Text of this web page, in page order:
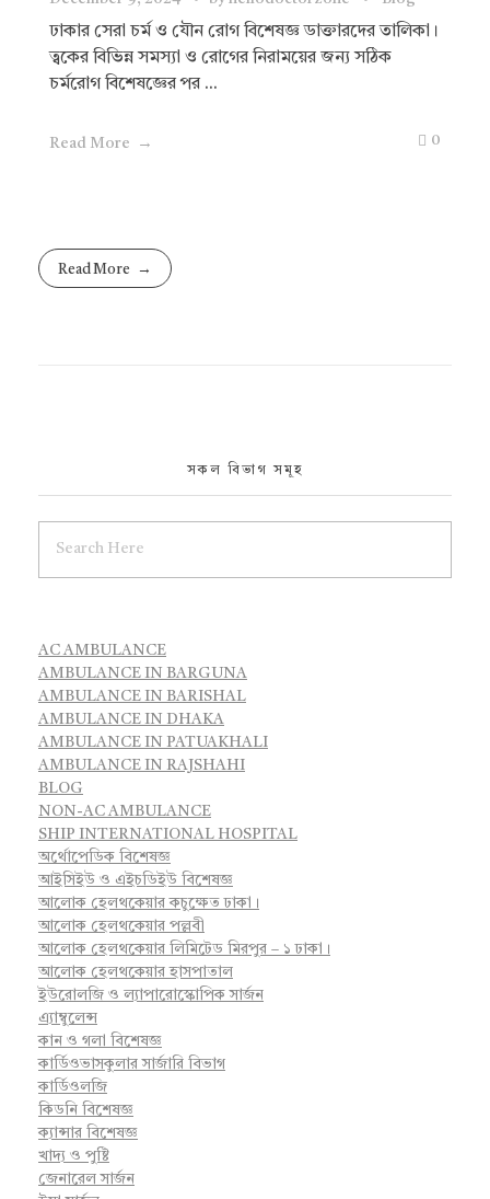
ঢাকার সেরা চর্ম ও যৌন রোগ বিশেষজ্ঞ ডাক্তারদের তালিকা।
ত্বকের বিভিন্ন সমস্যা ও রোগের নিরাময়ের জন্য সঠিক
চর্মরোগ বিশেষজ্ঞের পর ...
Read More 0
Read More
সকল বিভাগ সমূহ
AC AMBULANCE
AMBULANCE IN BARGUNA
AMBULANCE IN BARISHAL
AMBULANCE IN DHAKA
AMBULANCE IN PATUAKHALI
AMBULANCE IN RAJSHAHI
BLOG
NON-AC AMBULANCE
SHIP INTERNATIONAL HOSPITAL
অর্থোপেডিক বিশেষজ্ঞ
আইসিইউ ও এইচডিইউ বিশেষজ্ঞ
আলোক হেলথকেয়ার কচুক্ষেত ঢাকা।
আলোক হেলথকেয়ার পল্লবী
আলোক হেলথকেয়ার লিমিটেড মিরপুর – ১ ঢাকা।
আলোক হেলথকেয়ার হাসপাতাল
ইউরোলজি ও ল্যাপারোস্কোপিক সার্জন
এ্যাম্বুলেন্স
কান ও গলা বিশেষজ্ঞ
কার্ডিওভাসকুলার সার্জারি বিভাগ
কার্ডিওলজি
কিডনি বিশেষজ্ঞ
ক্যান্সার বিশেষজ্ঞ
খাদ্য ও পুষ্টি
জেনারেল সার্জন